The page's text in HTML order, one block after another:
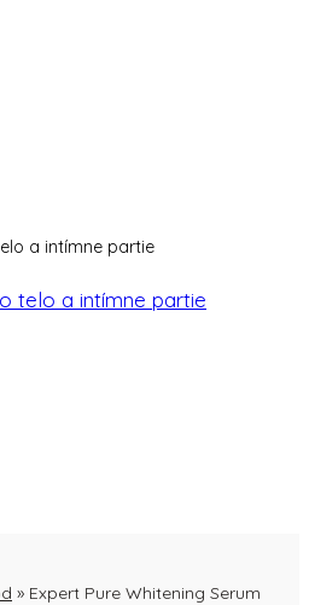
a intímne partie
telo a intímne partie
» Expert Pure Whitening Serum